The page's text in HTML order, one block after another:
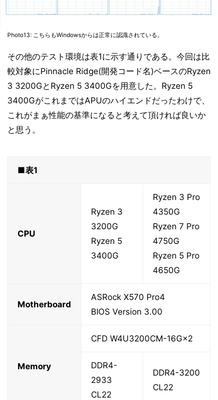
Photo13: こちらもWindowsからは正常に認識されている。
その他のテスト環境は表1に示す通りである。今回は比
較対象にPinnacle Ridge(開発コード名)ベースのRyzen
3 3200GとRyzen 5 3400Gを用意した。Ryzen 5
3400GがこれまではAPUのハイエンドだったわけで、
これがまぁ性能の基準になると考えて頂ければ良いか
と思う。
■表1
CPU
Ryzen 3
3200G
Ryzen 5
3400G
Ryzen 3 Pro
4350G
Ryzen 7 Pro
4750G
Ryzen 5 Pro
4650G
Motherboard
ASRock X570 Pro4
BIOS Version 3.00
Memory
CFD W4U3200CM-16G×2
DDR4-
2933
CL22
DDR4-3200
CL22